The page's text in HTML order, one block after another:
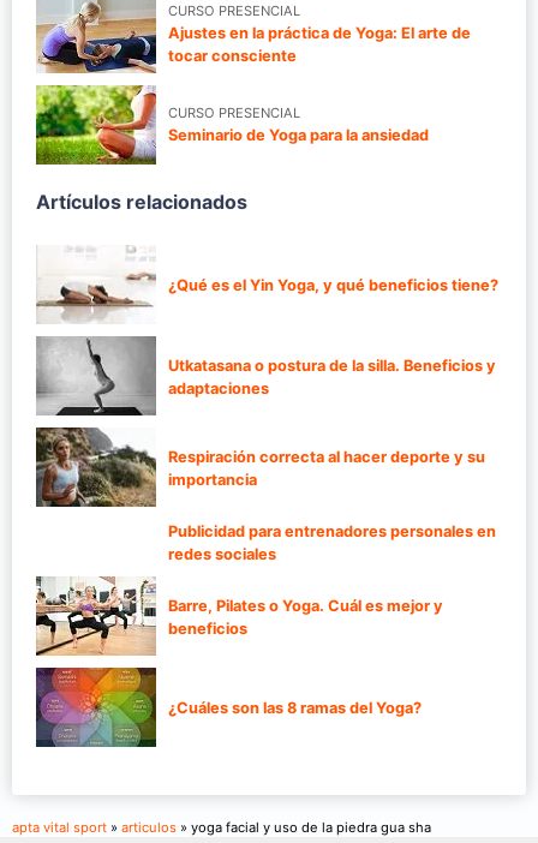
CURSO PRESENCIAL
Ajustes en la práctica de Yoga: El arte de
tocar consciente
CURSO PRESENCIAL
Seminario de Yoga para la ansiedad
Artículos relacionados
¿Qué es el Yin Yoga, y qué beneficios tiene?
Utkatasana o postura de la silla. Beneficios y
adaptaciones
Respiración correcta al hacer deporte y su
importancia
Publicidad para entrenadores personales en
redes sociales
Barre, Pilates o Yoga. Cuál es mejor y
beneficios
¿Cuáles son las 8 ramas del Yoga?
apta vital sport » articulos » yoga facial y uso de la piedra gua sha